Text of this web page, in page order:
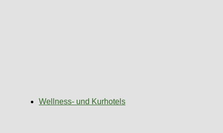
Wellness- und Kurhotels